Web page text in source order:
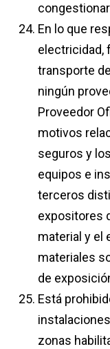
En lo que
electricidad,
transporte
ningún
Proveedor
motivos
seguros y
equipos e
terceros
expositores
material y el
materiales
de
Está
zonas